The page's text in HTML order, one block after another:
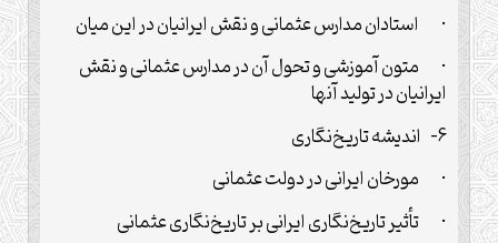
· استادان مدارس عثمانی و نقش ایرانیان در این میان
· متون آموزشی و تحول آن در مدارس عثمانی و نقش
ایرانیان در تولید آنها
6- اندیشه تاریخ‌نگاری
· مورخان ایرانی در دولت عثمانی
· تأثیر تاریخ‌نگاری ایرانی بر تاریخ‌نگاری عثمانی